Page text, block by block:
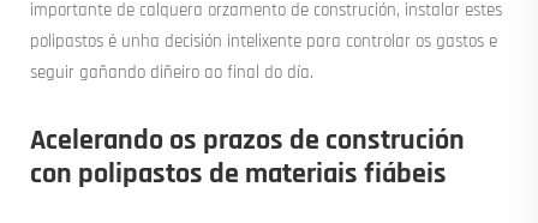
importante de calquera orzamento de construción, instalar estes
polipastos é unha decisión intelixente para controlar os gastos e
seguir gañando diñeiro ao final do día.
Acelerando os prazos de construción
con polipastos de materiais fiábeis